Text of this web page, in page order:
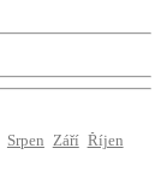
Srpen Září Říjen